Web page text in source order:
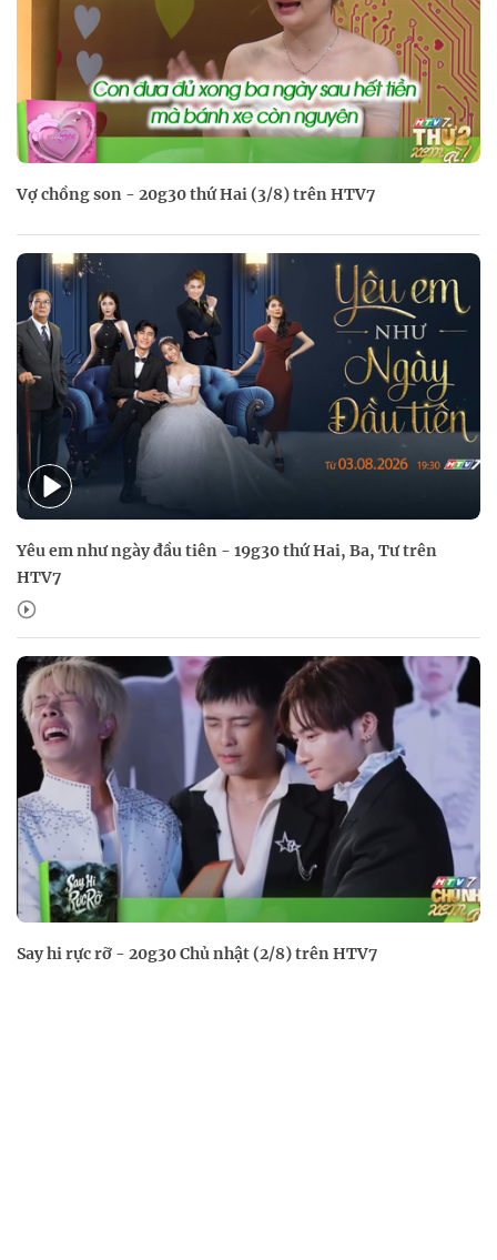
Vợ chồng son - 20g30 thứ Hai (3/8) trên HTV7
Yêu em như ngày đầu tiên - 19g30 thứ Hai, Ba, Tư trên
HTV7
Say hi rực rỡ - 20g30 Chủ nhật (2/8) trên HTV7